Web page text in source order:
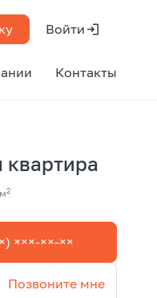
Войти
Контакты
квартира
2
×××-××-××
Позвоните мне